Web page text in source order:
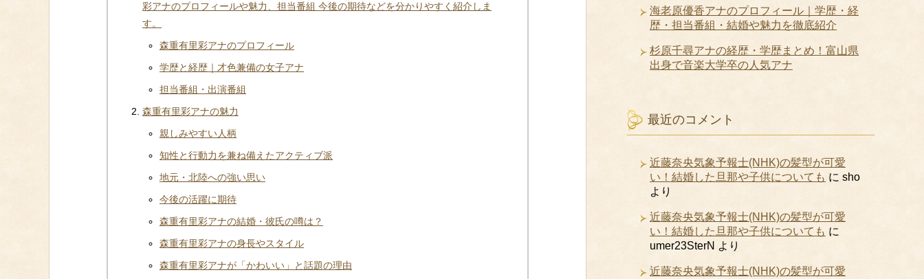
彩アナのプロフィールや魅力、担当番組 今後の期待などを分かりやすく紹介しま
す。
森重有里彩アナのプロフィール
学歴と経歴｜才色兼備の女子アナ
担当番組・出演番組
森重有里彩アナの魅力
親しみやすい人柄
知性と行動力を兼ね備えたアクティブ派
地元・北陸への強い思い
今後の活躍に期待
森重有里彩アナの結婚・彼氏の噂は？
森重有里彩アナの身長やスタイル
森重有里彩アナが「かわいい」と話題の理由
海老原優香アナのプロフィール｜学歴・経
歴・担当番組・結婚や魅力を徹底紹介
杉原千尋アナの経歴・学歴まとめ！富山県
出身で音楽大学卒の人気アナ
最近のコメント
近藤奈央気象予報士(NHK)の髪型が可愛
い！結婚した旦那や子供についても に sho
より
近藤奈央気象予報士(NHK)の髪型が可愛
い！結婚した旦那や子供についても に
umer23SterN より
近藤奈央気象予報士(NHK)の髪型が可愛